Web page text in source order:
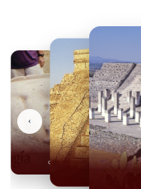
Olmecas
‹